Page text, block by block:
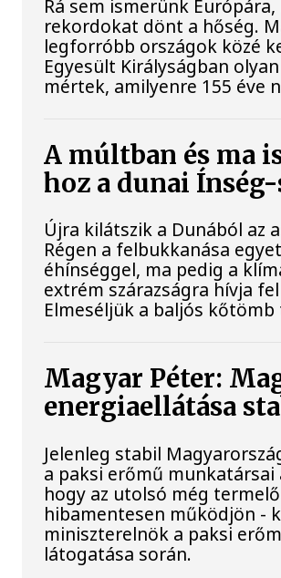
Rá sem ismerünk
rekordokat dönt a hőség.
legforróbb országok közé
Egyesült Királyságban
mértek, amilyenre 155 éve
A múltban és ma
hoz a dunai
Újra kilátszik a Dunából az
Régen a felbukkanása
éhínséggel, ma pedig a
extrém szárazságra hívja
Elmeséljük a baljós
Magyar Péter:
energiaellátása
Jelenleg stabil
a paksi erőmű munkatársai
hogy az utolsó még
hibamentesen működjön -
miniszterelnök a paksi
látogatása során.